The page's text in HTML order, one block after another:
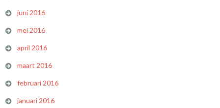
juni 2016
mei 2016
april 2016
maart 2016
februari 2016
januari 2016